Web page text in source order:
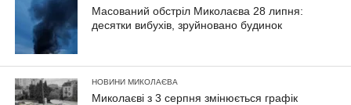
Масований обстріл Миколаєва 28 липня:
десятки вибухів, зруйновано будинок
НОВИНИ МИКОЛАЄВА
Миколаєві з 3 серпня змінюється графік